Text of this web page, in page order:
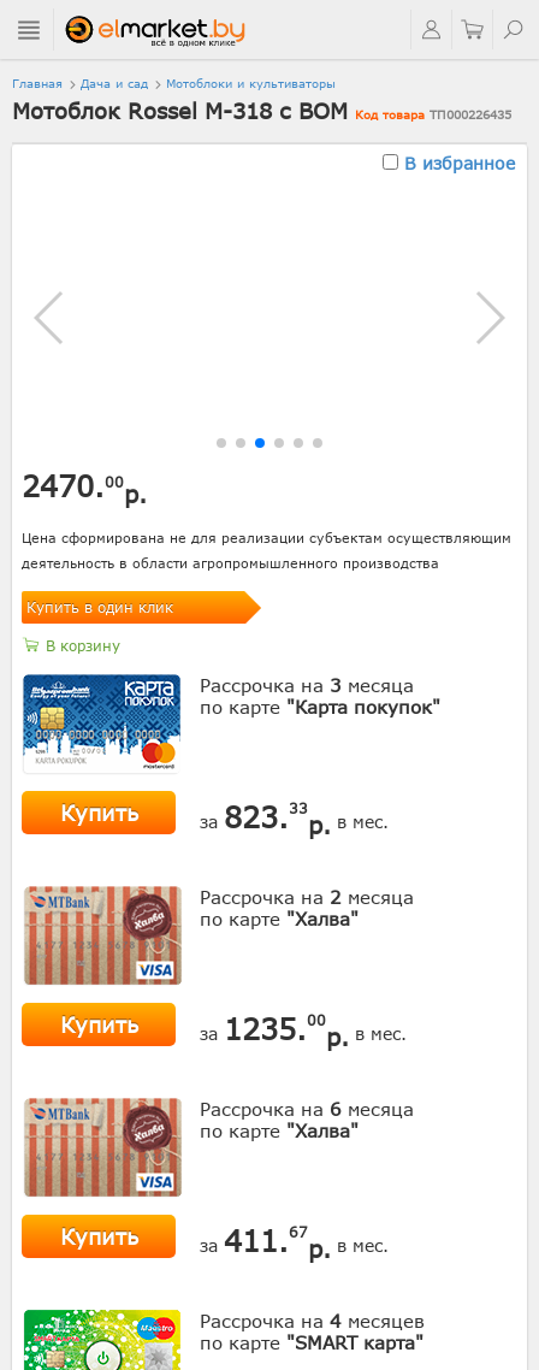
Главная Дача и сад Мотоблоки и культиваторы
Мотоблок Rossel M-318 с ВОМ Код товара ТП000226435
В избранное
2470.00р.
Цена сформирована не для реализации субъектам осуществляющим
деятельность в области агропромышленного производства
Купить в один клик
В корзину
Рассрочка на 3 месяца
по карте "Карта покупок"
Купить за 823. 33
р. в мес.
Рассрочка на 2 месяца
по карте "Халва"
Купить за 1235.00
р. в мес.
Рассрочка на 6 месяца
по карте "Халва"
Купить за 411.67
р. в мес.
Рассрочка на 4 месяцев
по карте "SMART карта"